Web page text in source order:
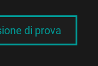
sempre in
agli utenti di
di prova